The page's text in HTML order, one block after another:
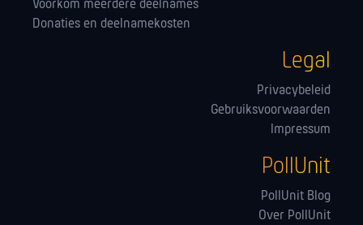
Voorkom meerdere deelnames
Donaties en deelnamekosten
Legal
Privacybeleid
Gebruiksvoorwaarden
Impressum
PollUnit
PollUnit Blog
Over PollUnit